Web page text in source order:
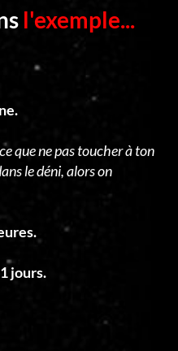
l'exemple...
que ne pas toucher à ton
le déni, alors on
jours.